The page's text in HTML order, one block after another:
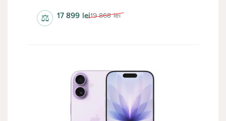
19 868 lei
17 899 lei
⚖